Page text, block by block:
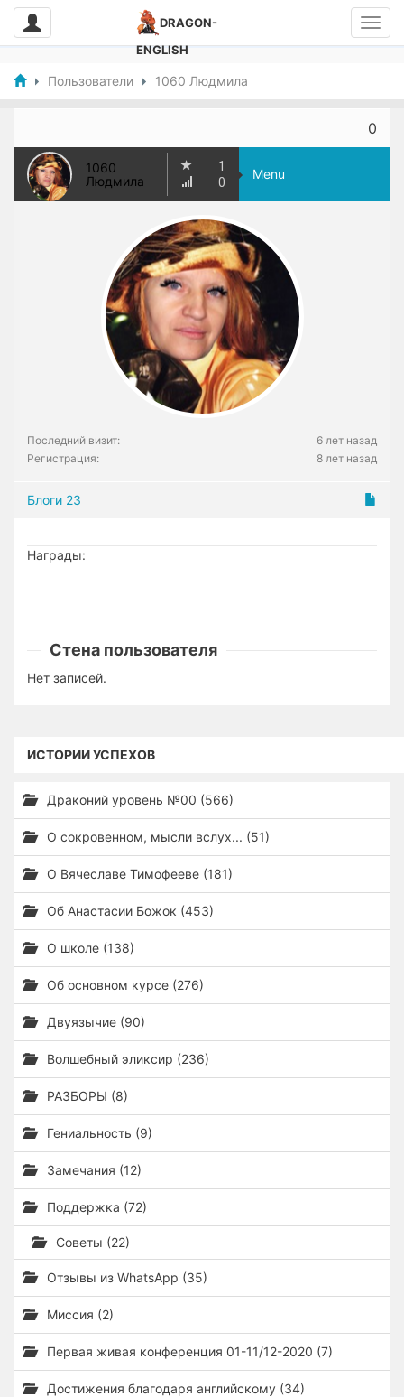
DRAGON-
ENGLISH
Пользователи 1060 Людмила
0
1060
Людмила
1
0
Menu
Последний визит:
6 лет назад
Регистрация:
8 лет назад
Блоги 23
Награды:
Стена пользователя
Нет записей.
ИСТОРИИ УСПЕХОВ
Драконий уровень №00 (566)
О сокровенном, мысли вслух... (51)
О Вячеславе Тимофееве (181)
Об Анастасии Божок (453)
О школе (138)
Об основном курсе (276)
Двуязычие (90)
Волшебный эликсир (236)
РАЗБОРЫ (8)
Гениальность (9)
Замечания (12)
Поддержка (72)
Советы (22)
Отзывы из WhatsApp (35)
Миссия (2)
Первая живая конференция 01-11/12-2020 (7)
Достижения благодаря английскому (34)